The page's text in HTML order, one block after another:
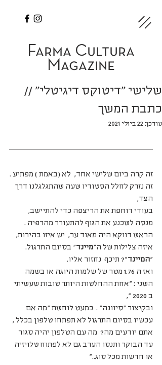
Farma Cultura
Magazine
שלישי "דיטוקס דיגיטלי" //
כתבת המשך
עודכן: 22 ביולי 2021
זה קרה ביום שלישי אחד,  לא (באמת ) מפתיע .
זה נזרק לחלל הסטודיו שעה שהתגלגלנו דרך
הצד,
בעודי דוחפת את הריצפה כדי להתיישב,
מנסה לשכנע את הגוף להתעורר מהרפיה .
הראש דווקא היה מאוד ער,  יש איזו בהירות,
איזה צלילות של ה"מיינד" בסיום התרגול.
"המיינד"? תיכף  נחזור אליו.
ואז ה 1.76 מטר של שלמות היוגה או בשמה
השני : "אחת ההחלטות היותר טובות שעשיתי
ב 2020 ",
ובקיצור "סיוונה" .  כמעט לוחשת "מה אם
עכשיו בסיום התרגול לא תפתחו טלפון בכלל ,
אתם יודעים מה?  מה עם הטלפון יהיה סגור
עד הבוקר ותנסו הערב גם לא לפתוח טלויזיה
או חדשות מכל סוג.."